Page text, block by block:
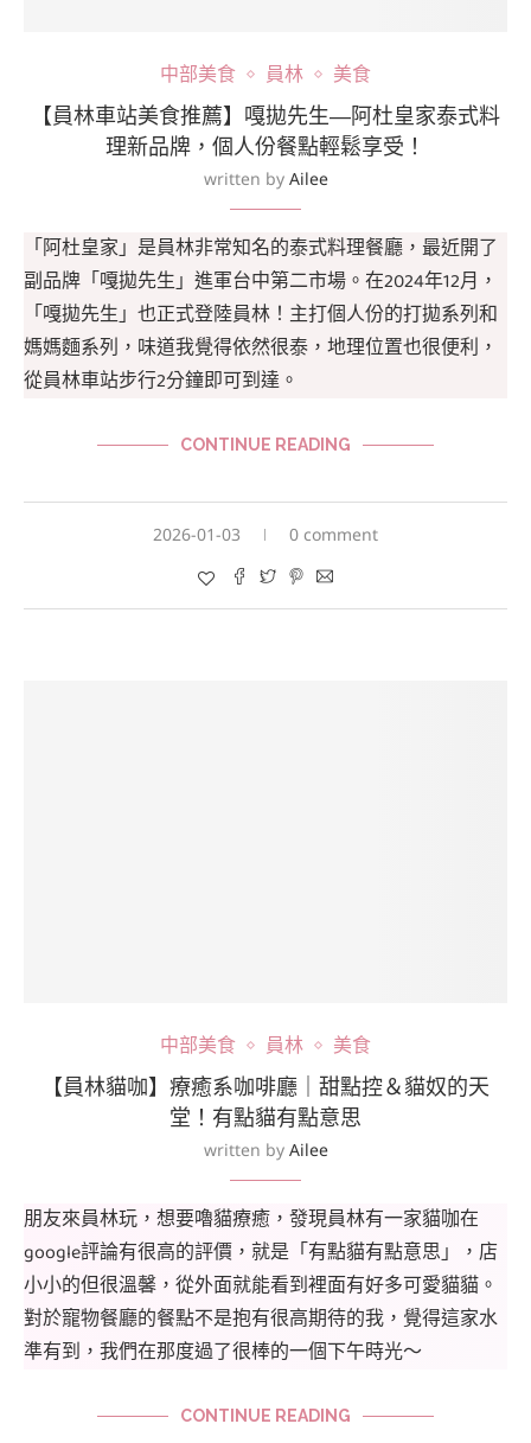
中部美食 員林 美食
【員林車站美食推薦】嘎拋先生—阿杜皇家泰式料
理新品牌，個人份餐點輕鬆享受！
written by Ailee
「阿杜皇家」是員林非常知名的泰式料理餐廳，最近開了
副品牌「嘎拋先生」進軍台中第二市場。在2024年12月，
「嘎拋先生」也正式登陸員林！主打個人份的打拋系列和
媽媽麵系列，味道我覺得依然很泰，地理位置也很便利，
從員林車站步行2分鐘即可到達。
CONTINUE READING
2026-01-03 0 comment
中部美食 員林 美食
【員林貓咖】療癒系咖啡廳｜甜點控＆貓奴的天
堂！有點貓有點意思
written by Ailee
朋友來員林玩，想要嚕貓療癒，發現員林有一家貓咖在
google評論有很高的評價，就是「有點貓有點意思」，店
小小的但很溫馨，從外面就能看到裡面有好多可愛貓貓。
對於寵物餐廳的餐點不是抱有很高期待的我，覺得這家水
準有到，我們在那度過了很棒的一個下午時光～
CONTINUE READING